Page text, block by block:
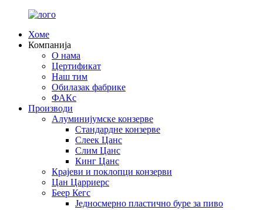
Хоме
Компанија
О нама
Цертификат
Наш тим
Обилазак фабрике
ФАКс
Производи
Алуминијумске конзерве
Стандардне конзерве
Слеек Цанс
Слим Цанс
Кинг Цанс
Крајеви и поклопци конзерви
Цан Царриерс
Беер Кегс
Једносмерно пластично буре за пиво